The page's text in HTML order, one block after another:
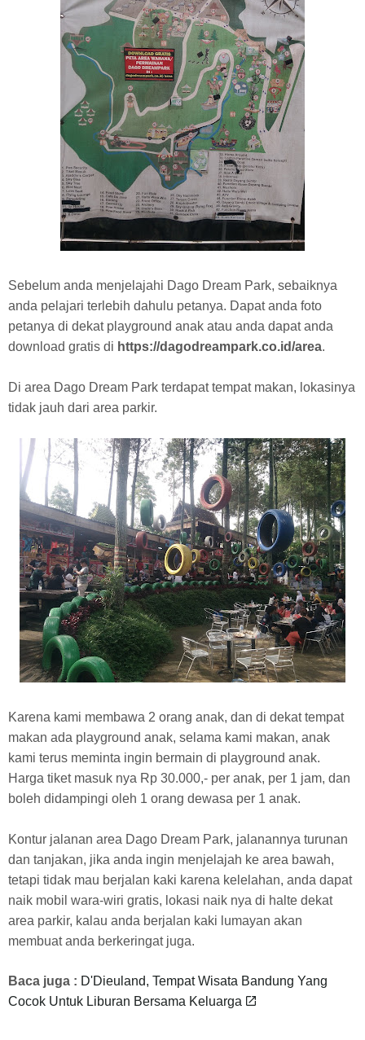
Sebelum anda menjelajahi Dago Dream Park, sebaiknya
anda pelajari terlebih dahulu petanya. Dapat anda foto
petanya di dekat playground anak atau anda dapat anda
download gratis di https://dagodreampark.co.id/area.
Di area Dago Dream Park terdapat tempat makan, lokasinya
tidak jauh dari area parkir.
Karena kami membawa 2 orang anak, dan di dekat tempat
makan ada playground anak, selama kami makan, anak
kami terus meminta ingin bermain di playground anak.
Harga tiket masuk nya Rp 30.000,- per anak, per 1 jam, dan
boleh didampingi oleh 1 orang dewasa per 1 anak.
Kontur jalanan area Dago Dream Park, jalanannya turunan
dan tanjakan, jika anda ingin menjelajah ke area bawah,
tetapi tidak mau berjalan kaki karena kelelahan, anda dapat
naik mobil wara-wiri gratis, lokasi naik nya di halte dekat
area parkir, kalau anda berjalan kaki lumayan akan
membuat anda berkeringat juga.
Baca juga : D'Dieuland, Tempat Wisata Bandung Yang
Cocok Untuk Liburan Bersama Keluarga